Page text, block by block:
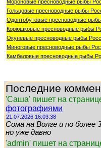
Мороновые пресноводные рыбы
Гольцовые пресноводные рыбы
Одонтобутовые пресноводные
Корюшковые пресноводные рыбы
Окуневые пресноводные рыбы
Миноговые пресноводные рыбы
Камбаловые пресноводные рыбы
Последние
'Саша' пишет на
фотографиями
21.07.2026 16:03:38
Сома на Волге и по более
но уже давно
'admin' пишет на